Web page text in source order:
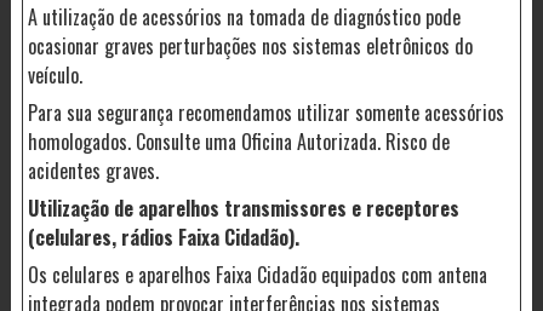
A utilização de acessórios na tomada de diagnóstico pode
ocasionar graves perturbações nos sistemas eletrônicos do
veículo.
Para sua segurança recomendamos utilizar somente acessórios
homologados. Consulte uma Oficina Autorizada. Risco de
acidentes graves.
Utilização de aparelhos transmissores e receptores
(celulares, rádios Faixa Cidadão).
Os celulares e aparelhos Faixa Cidadão equipados com antena
integrada podem provocar interferências nos sistemas